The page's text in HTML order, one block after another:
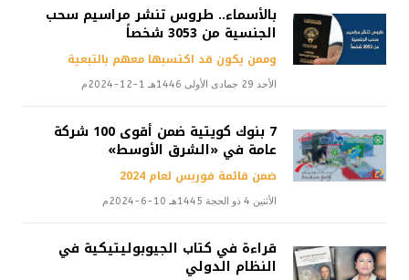
بالأسماء.. طروس تنشر مراسيم سحب
الجنسية من 3053 شخصاً
وممن يكون قد اكتسبها معهم بالتبعية
الأحد 29 جمادى الأولى 1446هـ 1-12-2024م
7 بنوك كويتية ضمن أقوى 100 شركة
عامة في «الشرق الأوسط»
ضمن قائمة فوربس لعام 2024
الأثنين 4 ذو الحجة 1445هـ 10-6-2024م
قراءة في كتاب الجيوبوليتيكية في
النظام الدولي